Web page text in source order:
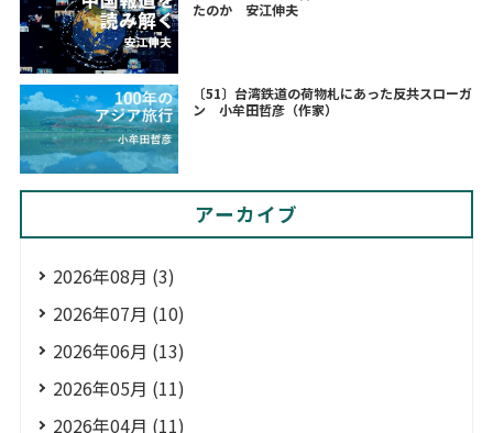
たのか 安江伸夫
〔51〕台湾鉄道の荷物札にあった反共スローガ
ン 小牟田哲彦（作家）
アーカイブ
2026年08月 (3)
2026年07月 (10)
2026年06月 (13)
2026年05月 (11)
2026年04月 (11)